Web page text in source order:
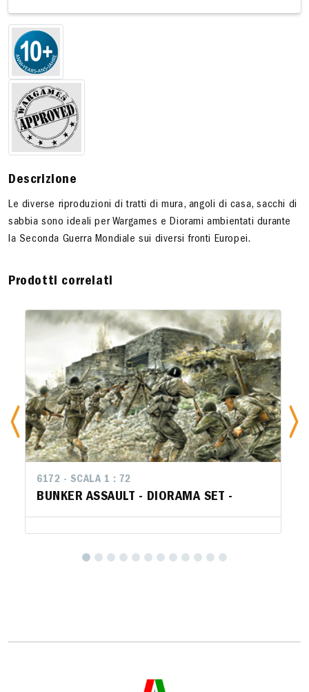
Descrizione
Le diverse riproduzioni di tratti di mura, angoli di casa, sacchi di
sabbia sono ideali per Wargames e Diorami ambientati durante
la Seconda Guerra Mondiale sui diversi fronti Europei.
Prodotti correlati
6172 - SCALA 1 : 72
BUNKER ASSAULT - DIORAMA SET -